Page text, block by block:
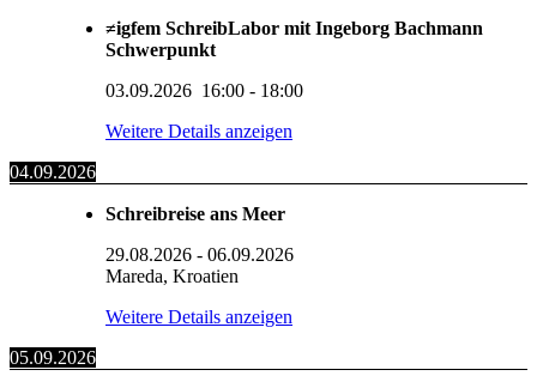
≠igfem SchreibLabor mit Ingeborg Bachmann
Schwerpunkt
03.09.2026 16:00 - 18:00
Weitere Details anzeigen
04.09.2026
Schreibreise ans Meer
29.08.2026 - 06.09.2026
Mareda, Kroatien
Weitere Details anzeigen
05.09.2026